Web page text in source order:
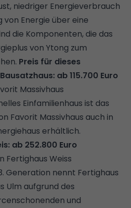
niedriger Energieverbrauch
von Energie über eine
die Komponenten, die das
von Ytong zum
Preis für dieses
ab 115.700 Euro
Massivhaus
Einfamilienhaus ist das
Favorit Massivhaus auch in
erhältlich.
ab 252.800 Euro
Fertighaus Weiss
Generation nennt Fertighaus
Ulm aufgrund des
und